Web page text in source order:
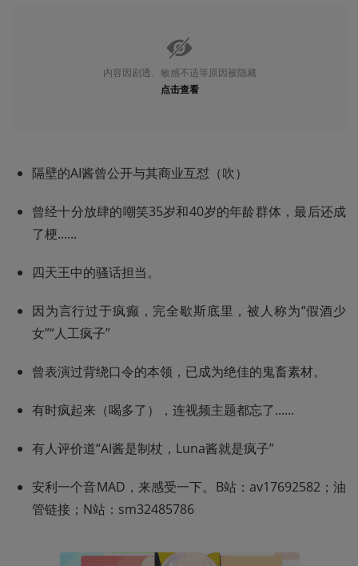
内容因剧透、敏感不适等原因被隐藏
点击查看
隔壁的AI酱曾公开与其商业互怼（吹）
曾经十分放肆的嘲笑35岁和40岁的年龄群体，最后还成
了梗......
四天王中的骚话担当。
因为言行过于疯癫，完全歇斯底里，被人称为“假酒少
女”“人工疯子”
曾表演过背绕口令的本领，已成为绝佳的鬼畜素材。
有时疯起来（喝多了），连视频主题都忘了......
有人评价道“AI酱是制杖，Luna酱就是疯子”
安利一个音MAD，来感受一下。 B站：av17692582； 油
管链接 ； N站：sm32485786